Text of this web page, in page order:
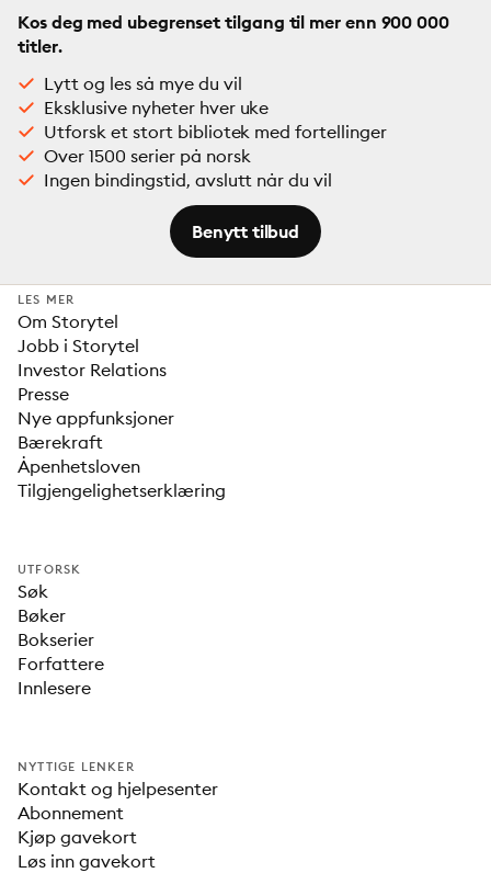
Kos deg med ubegrenset tilgang til mer enn 900 000
titler.
Lytt og les så mye du vil
Eksklusive nyheter hver uke
Utforsk et stort bibliotek med fortellinger
Over 1500 serier på norsk
Ingen bindingstid, avslutt når du vil
Benytt tilbud
LES MER
Om Storytel
Jobb i Storytel
Investor Relations
Presse
Nye appfunksjoner
Bærekraft
Åpenhetsloven
Tilgjengelighetserklæring
UTFORSK
Søk
Bøker
Bokserier
Forfattere
Innlesere
NYTTIGE LENKER
Kontakt og hjelpesenter
Abonnement
Kjøp gavekort
Løs inn gavekort